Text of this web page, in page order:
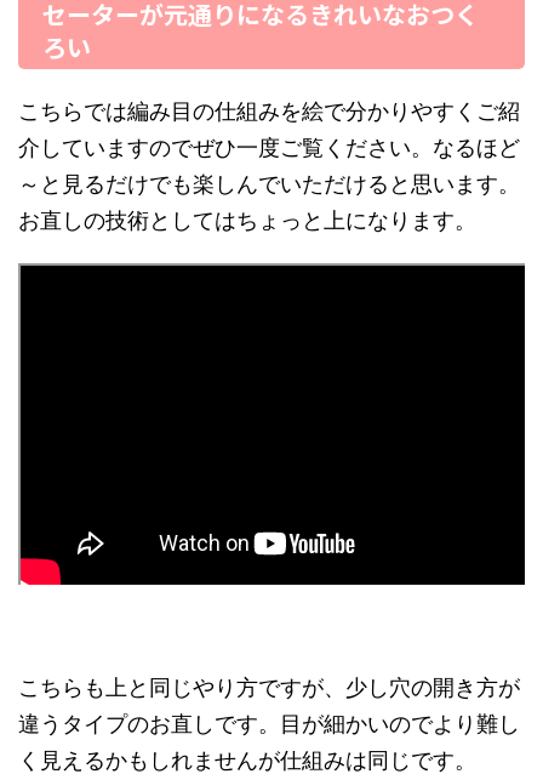
セーターが元通りになるきれいなおつく
ろい
こちらでは編み目の仕組みを絵で分かりやすくご紹
介していますのでぜひ一度ご覧ください。なるほど
～と見るだけでも楽しんでいただけると思います。
お直しの技術としてはちょっと上になります。
こちらも上と同じやり方ですが、少し穴の開き方が
違うタイプのお直しです。目が細かいのでより難し
く見えるかもしれませんが仕組みは同じです。